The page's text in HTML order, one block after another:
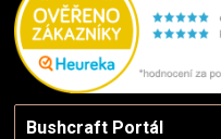
Bushcraft Portál